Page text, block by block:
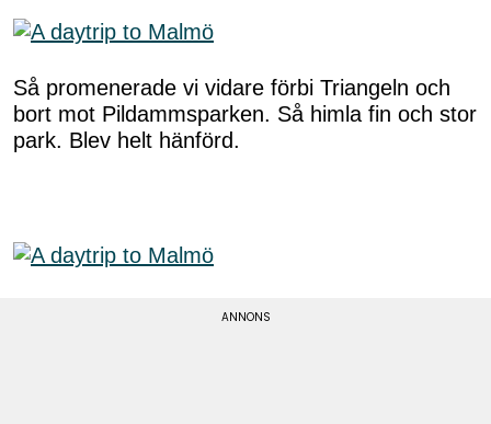
Så promenerade vi vidare förbi Triangeln och
bort mot Pildammsparken. Så himla fin och stor
park. Blev helt hänförd.